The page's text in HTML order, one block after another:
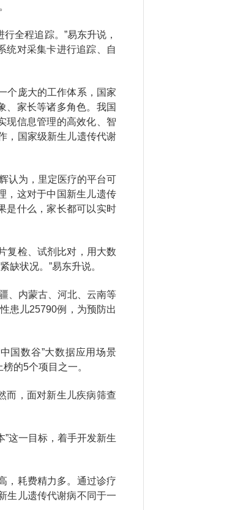
全程追踪。”易东升说，
统对采集卡进行追踪、自
个庞大的工作体系，国家
、家长等诸多角色。我国
现信息管理的高效化、智
，国家级新生儿遗传代谢
认为，里定医疗的平台可
，这对于中国新生儿遗传
是什么，家长都可以实时
复检、试剂比对，用大数
状况。”易东升说。
、内蒙古、河北、云南等
患儿25790例，为预防出
国数谷”大数据应用场景
的5个项目之一。
而，面对新生儿疾病筛查
”这一目标，着手开发新生
，耗费精力多。通过诊疗
生儿遗传代谢病不同于一